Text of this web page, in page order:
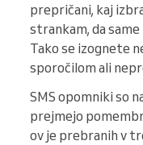
prepričani, kaj
strankam, da
Tako se izognete
sporočilom ali
SMS opomniki so
prejmejo
ov je prebranih v